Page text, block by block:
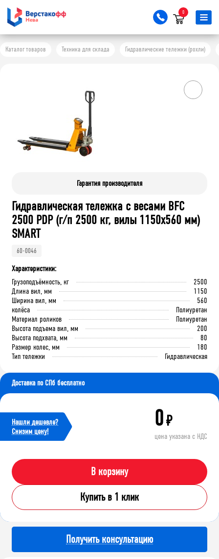
0
Каталог товаров Техника для склада Гидравлические тележки (рохли)
Гарантия производителя
Гидравлическая тележка с весами BFC
2500 PDP (г/п 2500 кг, вилы 1150x560 мм)
SMART
60-0046
Характеристики:
Грузоподъёмность, кг
2500
Длина вил, мм
1150
Ширина вил, мм
560
колёса
Полиуретан
Материал роликов
Полиуретан
Высота подъема вил, мм
200
Высота подхвата, мм
80
Размер колес, мм
180
Тип тележки
Гидравлическая
Доставка по СПб бесплатно
Нашли дешевле?
Cнизим цену!
0₽
цена указана с НДС
В корзину
Купить в 1 клик
Получить консультацию